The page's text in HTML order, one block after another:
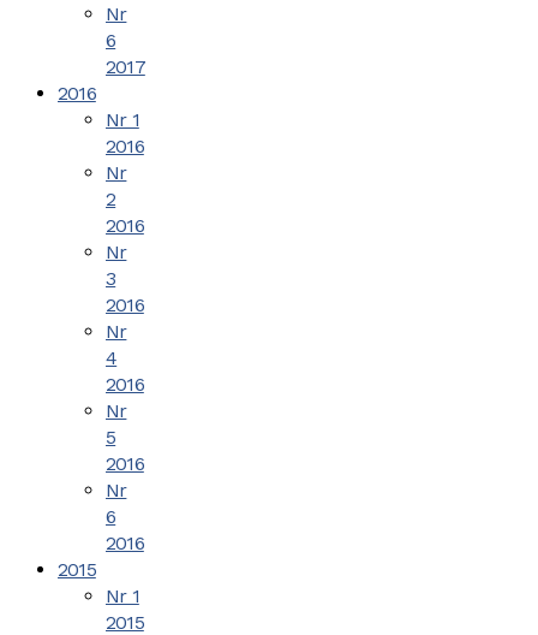
Nr
6
2017
2016
Nr 1
2016
Nr
2
2016
Nr
3
2016
Nr
4
2016
Nr
5
2016
Nr
6
2016
2015
Nr 1
2015